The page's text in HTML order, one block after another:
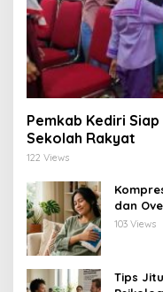
Pemkab Kediri
Sekolah Rakyat
122 Views
dan
103 Views
Tips